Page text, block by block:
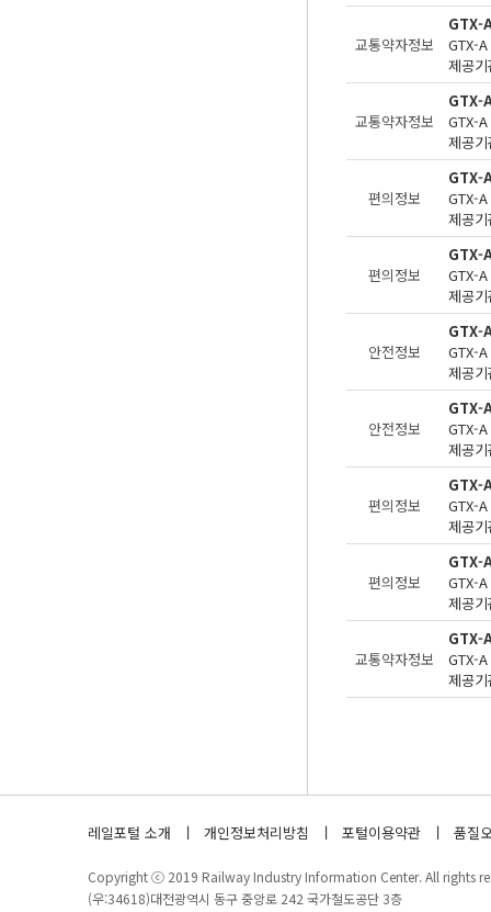
교통약자정보
GTX-
제공
교통약자정보
GTX-
제공
편의정보
GTX-
제공
편의정보
GTX-
제공
안전정보
GTX-
제공
안전정보
GTX-
제공
편의정보
GTX-
제공
편의정보
GTX-
제공
교통약자정보
GTX-
제공
레일포털 소개 개인정보처리방침 포털이용약관 품질
Copyright ⓒ 2019 Railway Industry Information Center. All rights
(우:34618)대전광역시 동구 중앙로 242 국가철도공단 3층